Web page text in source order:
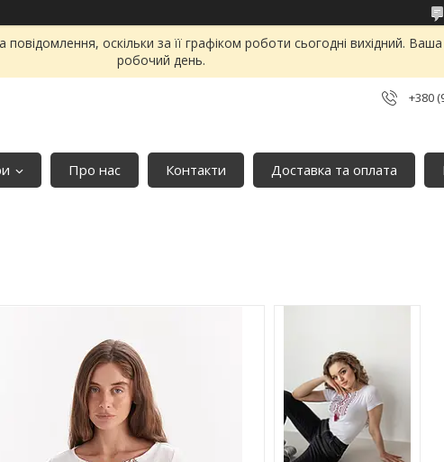
оскільки за її графіком роботи сьогодні вихідний.
робочий день.
+380
Про нас Контакти Доставка та оплата